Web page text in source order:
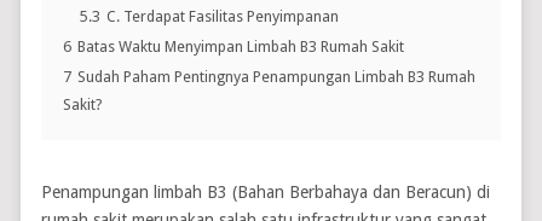
5.3 C. Terdapat Fasilitas Penyimpanan
6 Batas Waktu Menyimpan Limbah B3 Rumah Sakit
7 Sudah Paham Pentingnya Penampungan Limbah B3 Rumah
Sakit?
Penampungan limbah B3 (Bahan Berbahaya dan Beracun) di